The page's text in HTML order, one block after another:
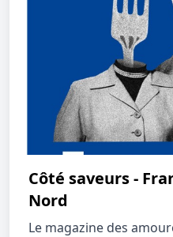
Côté saveurs -
Nord
Le magazine des